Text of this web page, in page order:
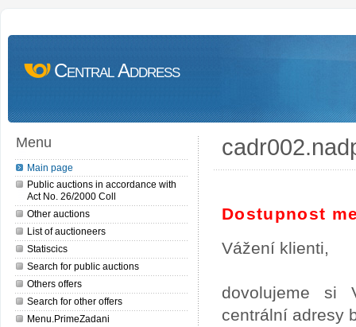
Central Address
Menu
Main page
Public auctions in accordance with
Act No. 26/2000 Coll
Other auctions
List of auctioneers
Statiscics
Search for public auctions
Others offers
Search for other offers
Menu.PrimeZadani
Dostupnost
Vážení klienti,
dovolujeme si
centrální adresy